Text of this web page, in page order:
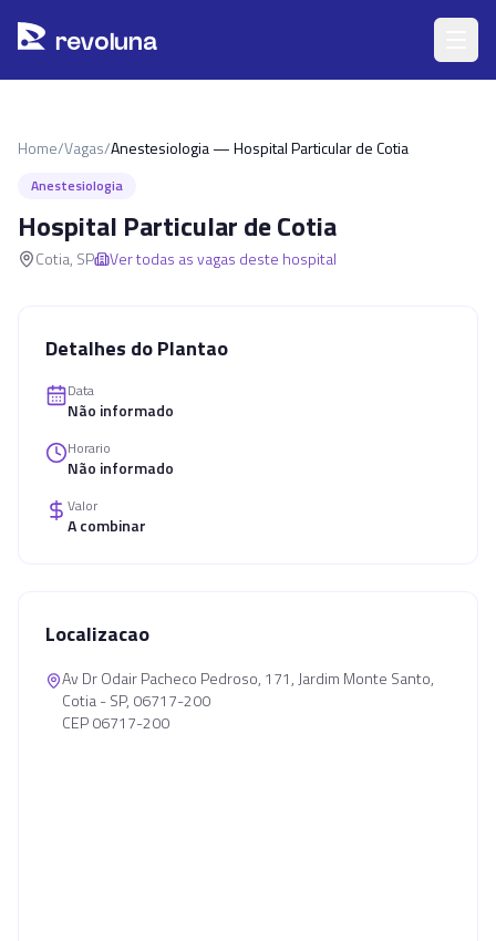
revoluna
Home/Vagas/Anestesiologia — Hospital Particular de Cotia
Anestesiologia
Hospital Particular de Cotia
Cotia, SP Ver todas as vagas deste hospital
Detalhes do Plantao
Data
Não informado
Horario
Não informado
Valor
A combinar
Localizacao
Av Dr Odair Pacheco Pedroso, 171, Jardim Monte Santo,
Cotia - SP, 06717-200
CEP 06717-200